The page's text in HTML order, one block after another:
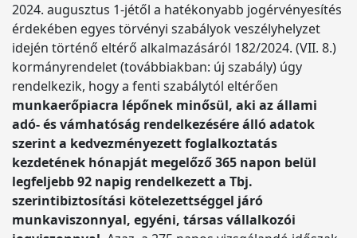
2024. augusztus 1-jétől a hatékonyabb jogérvényesítés
érdekében egyes törvényi szabályok veszélyhelyzet
idején történő eltérő alkalmazásáról 182/2024. (VII. 8.)
kormányrendelet (továbbiakban: új szabály) úgy
rendelkezik, hogy a fenti szabálytól eltérően
munkaerőpiacra lépőnek minősül, aki az állami
adó- és vámhatóság rendelkezésére álló adatok
szerint a kedvezményezett foglalkoztatás
kezdetének hónapját megelőző 365 napon belül
legfeljebb 92 napig rendelkezett a Tbj.
szerintibiztosítási kötelezettséggel járó
munkaviszonnyal, egyéni, társas vállalkozói